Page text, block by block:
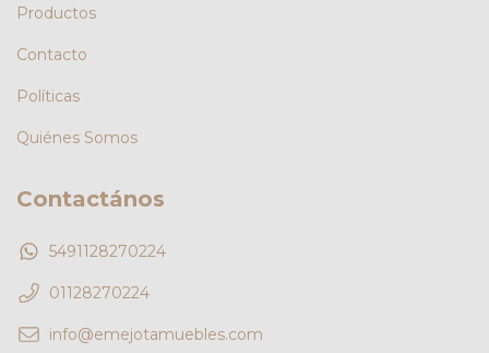
Productos
Contacto
Políticas
Quiénes Somos
Contactános
5491128270224
01128270224
info@emejotamuebles.com